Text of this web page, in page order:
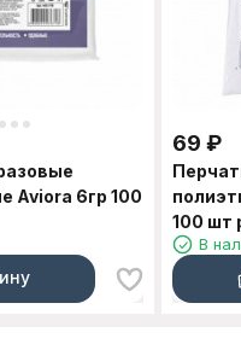
Aviora 6гр 100
69 ₽
100 шт
В